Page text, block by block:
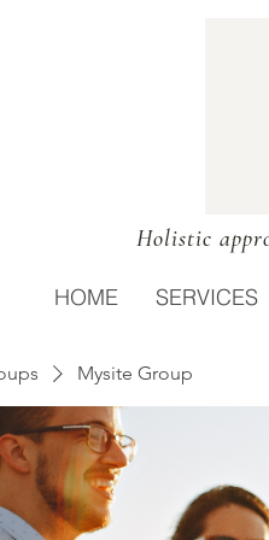
Holistic
HOME SERVICES
Mysite Group